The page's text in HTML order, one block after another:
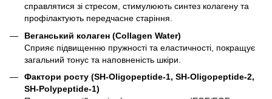
справлятися зі стресом, стимулюють синтез колагену та
профілактують передчасне старіння.
Веганський колаген (Collagen Water)
Сприяє підвищенню пружності та еластичності, покращує
загальний тонус та наповненість шкіри.
Фактори росту (SH-Oligopeptide-1, SH-Oligopeptide-2,
SH-Polypeptide-1)